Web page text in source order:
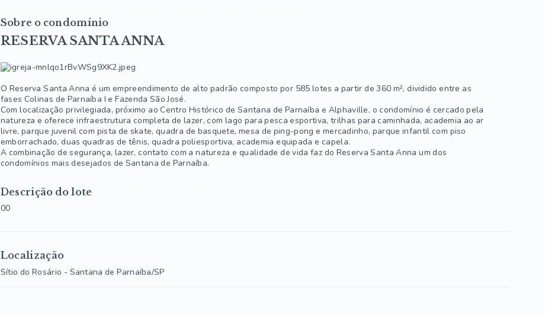
Sobre o condomínio
RESERVA SANTA ANNA
O Reserva Santa Anna é um empreendimento de alto padrão composto por 585 lotes a partir de 360 m², dividido entre as
fases Colinas de Parnaíba I e Fazenda São José.
Com localização privilegiada, próximo ao Centro Histórico de Santana de Parnaíba e Alphaville, o condomínio é cercado pela
natureza e oferece infraestrutura completa de lazer, com lago para pesca esportiva, trilhas para caminhada, academia ao ar
livre, parque juvenil com pista de skate, quadra de basquete, mesa de ping-pong e mercadinho, parque infantil com piso
emborrachado, duas quadras de tênis, quadra poliesportiva, academia equipada e capela.
A combinação de segurança, lazer, contato com a natureza e qualidade de vida faz do Reserva Santa Anna um dos
condomínios mais desejados de Santana de Parnaíba.
Descrição do lote
00
Localização
Sítio do Rosário - Santana de Parnaíba/SP